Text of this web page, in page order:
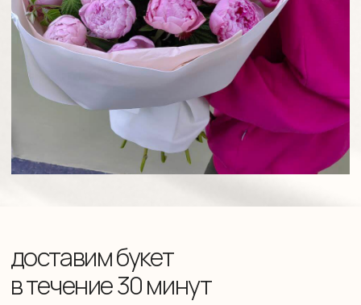
Сделайте сюрприз и поздравьте именинника
первым. Доставим цветы по Усолье-
Сибирскому, району и городам-спутникам
вместе с букетом отправим открытку
с чувственным пожеланием, инструкцию
и средство для ухода за цветами
делаем фотографию букета перед отправкой,
доставим букет
в течение 30 минут
вышлем фотоотчет —
букет перед отправкой